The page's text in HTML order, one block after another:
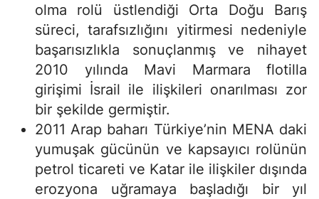
olma rolü üstlendiği Orta Doğu Barış
süreci, tarafsızlığını yitirmesi nedeniyle
başarısızlıkla sonuçlanmış ve nihayet
2010 yılında Mavi Marmara flotilla
girişimi İsrail ile ilişkileri onarılması zor
bir şekilde germiştir.
2011 Arap baharı Türkiye’nin MENA daki
yumuşak gücünün ve kapsayıcı rolünün
petrol ticareti ve Katar ile ilişkiler dışında
erozyona uğramaya başladığı bir yıl